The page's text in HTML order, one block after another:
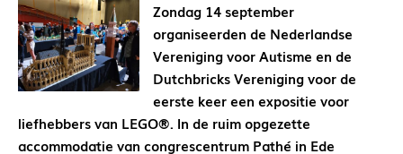
Zondag 14 september
organiseerden de Nederlandse
Vereniging voor Autisme en de
Dutchbricks Vereniging voor de
eerste keer een expositie voor
liefhebbers van LEGO®. In de ruim opgezette
accommodatie van congrescentrum Pathé in Ede